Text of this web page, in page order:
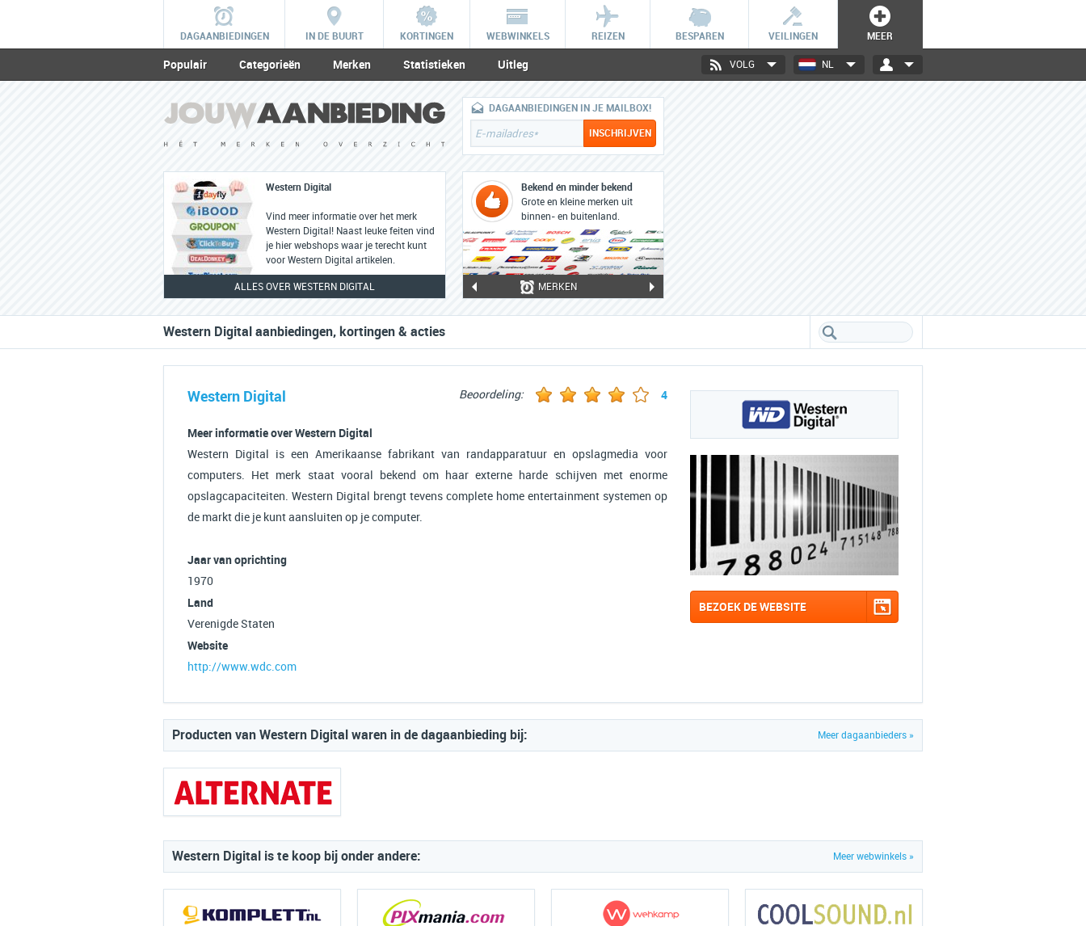
DAGAANBIEDINGEN IN DE BUURT KORTINGEN WEBWINKELS REIZEN BESPAREN VEILINGEN MEER
Populair Categorieën Merken Statistieken Uitleg NL
VOLG
Western Digital
Vind meer informatie over het merk
Western Digital! Naast leuke feiten vind
je hier webshops waar je terecht kunt
voor Western Digital artikelen.
ALLES OVER WESTERN DIGITAL
DAGAANBIEDINGEN IN JE MAILBOX!
Bekend én minder bekend
Grote en kleine merken uit
binnen- en buitenland.
3000+ merken
Een database boordevol info
over jouw favoriete merken.
MERKEN
Western Digital aanbiedingen, kortingen & acties
Western Digital Beoordeling: 4
Meer informatie over Western Digital
Western Digital is een Amerikaanse fabrikant van randapparatuur en opslagmedia voor
computers. Het merk staat vooral bekend om haar externe harde schijven met enorme
opslagcapaciteiten. Western Digital brengt tevens complete home entertainment systemen op
de markt die je kunt aansluiten op je computer.
Jaar van oprichting
1970
Land
Verenigde Staten
Website
http://www.wdc.com
BEZOEK DE WEBSITE
Meer dagaanbieders »
Producten van Western Digital waren in de dagaanbieding bij:
Meer webwinkels »
Western Digital is te koop bij onder andere: